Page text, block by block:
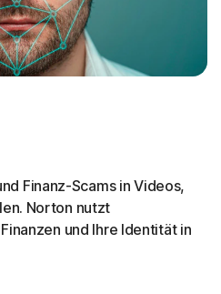
Finanz-Scams in Videos,
Norton nutzt
und Ihre Identität in